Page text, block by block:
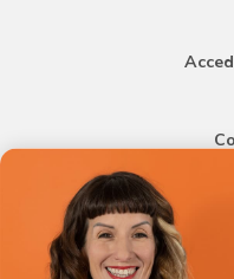
Añade una